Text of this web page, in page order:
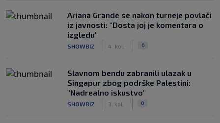
Ariana Grande se nakon turneje povlači
iz javnosti: "Dosta joj je komentara o
izgledu"
SHOWBIZ 4. kol. 0
Slavnom bendu zabranili ulazak u
Singapur zbog podrške Palestini:
"Nadrealno iskustvo"
SHOWBIZ 3. kol. 0